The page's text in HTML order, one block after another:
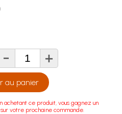
- +
au panier
ce produit, vous gagnez un
votre prochaine commande.